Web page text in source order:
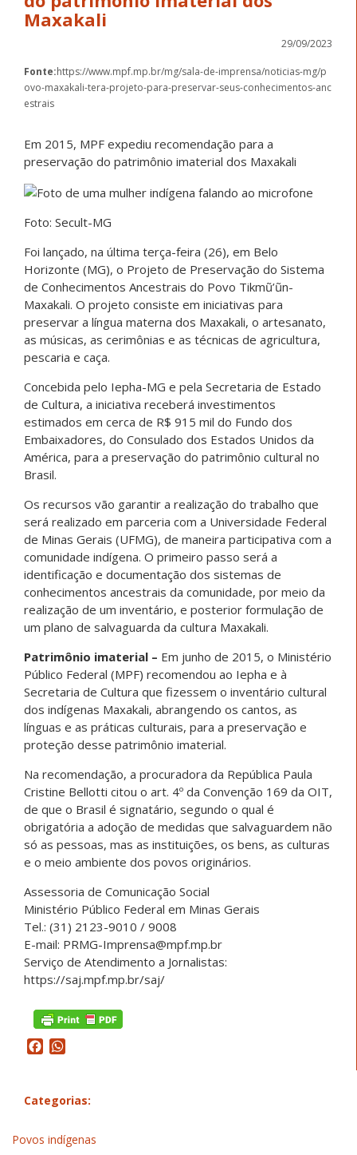
Maxakali
29/09/2023
Fonte:https://www.mpf.mp.br/mg/sala-de-imprensa/noticias-mg/p
ovo-maxakali-tera-projeto-para-preservar-seus-conhecimentos-anc
estrais
Em 2015, MPF expediu recomendação para a
preservação do patrimônio imaterial dos Maxakali
Foto: Secult-MG
Foi lançado, na última terça-feira (26), em Belo
Horizonte (MG), o Projeto de Preservação do Sistema
de Conhecimentos Ancestrais do Povo Tikmũ’ũn-
Maxakali. O projeto consiste em iniciativas para
preservar a língua materna dos Maxakali, o artesanato,
as músicas, as cerimônias e as técnicas de agricultura,
pescaria e caça.
Concebida pelo Iepha-MG e pela Secretaria de Estado
de Cultura, a iniciativa receberá investimentos
estimados em cerca de R$ 915 mil do Fundo dos
Embaixadores, do Consulado dos Estados Unidos da
América, para a preservação do patrimônio cultural no
Brasil.
Os recursos vão garantir a realização do trabalho que
será realizado em parceria com a Universidade Federal
de Minas Gerais (UFMG), de maneira participativa com a
comunidade indígena. O primeiro passo será a
identificação e documentação dos sistemas de
conhecimentos ancestrais da comunidade, por meio da
realização de um inventário, e posterior formulação de
um plano de salvaguarda da cultura Maxakali.
Patrimônio imaterial – Em junho de 2015, o Ministério
Público Federal (MPF) recomendou ao Iepha e à
Secretaria de Cultura que fizessem o inventário cultural
dos indígenas Maxakali, abrangendo os cantos, as
línguas e as práticas culturais, para a preservação e
proteção desse patrimônio imaterial.
Na recomendação, a procuradora da República Paula
Cristine Bellotti citou o art. 4º da Convenção 169 da OIT,
de que o Brasil é signatário, segundo o qual é
obrigatória a adoção de medidas que salvaguardem não
só as pessoas, mas as instituições, os bens, as culturas
e o meio ambiente dos povos originários.
Assessoria de Comunicação Social
Ministério Público Federal em Minas Gerais
Tel.: (31) 2123-9010 / 9008
E-mail: PRMG-Imprensa@mpf.mp.br
Serviço de Atendimento a Jornalistas:
https://saj.mpf.mp.br/saj/
Facebook
Categorias:
Povos indígenas